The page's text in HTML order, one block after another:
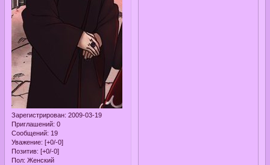
Зарегистрирован: 2009-03-19
Приглашений: 0
Сообщений: 19
Уважение: [+0/-0]
Позитив: [+0/-0]
Пол: Женский